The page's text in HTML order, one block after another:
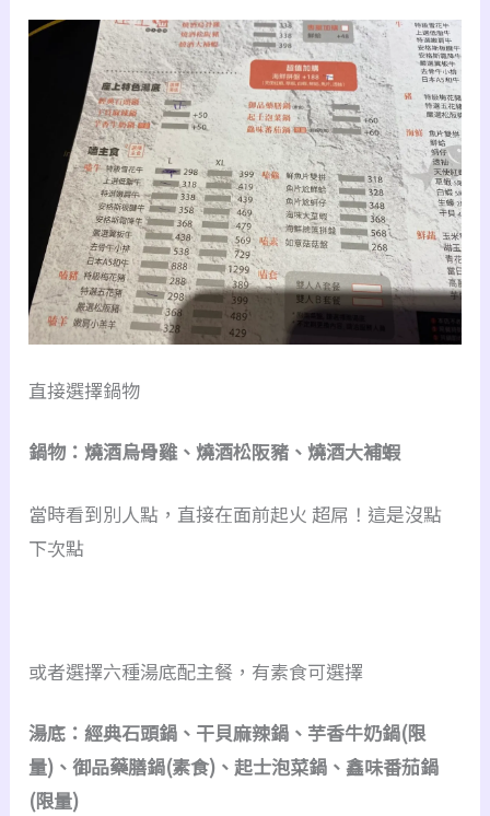
直接選擇鍋物
鍋物：燒酒烏骨雞、燒酒松阪豬、燒酒大補蝦
當時看到別人點，直接在面前起火 超屌！這是沒點
下次點
或者選擇六種湯底配主餐，有素食可選擇
湯底：經典石頭鍋、干貝麻辣鍋、芋香牛奶鍋(限
量)、御品藥膳鍋(素食)、起士泡菜鍋、鑫味番茄鍋
(限量)